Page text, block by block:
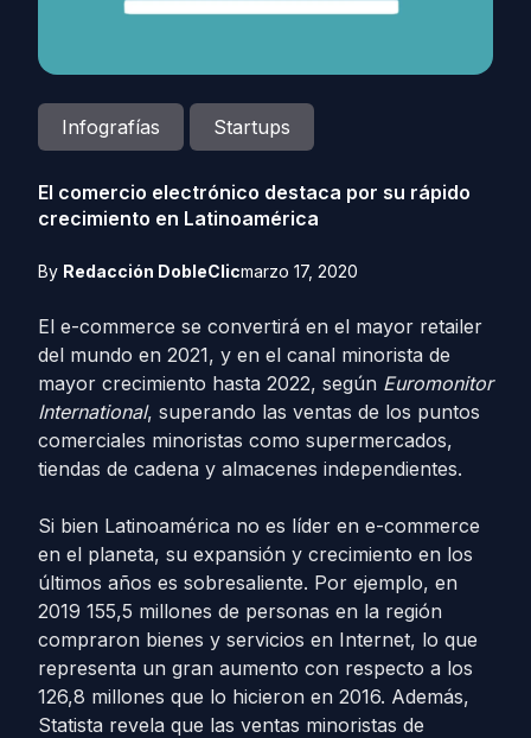
Infografías Startups
El comercio electrónico destaca por su rápido
crecimiento en Latinoamérica
By Redacción DobleClicmarzo 17, 2020
El e-commerce se convertirá en el mayor retailer
del mundo en 2021, y en el canal minorista de
mayor crecimiento hasta 2022, según Euromonitor
International, superando las ventas de los puntos
comerciales minoristas como supermercados,
tiendas de cadena y almacenes independientes.
Si bien Latinoamérica no es líder en e-commerce
en el planeta, su expansión y crecimiento en los
últimos años es sobresaliente. Por ejemplo, en
2019 155,5 millones de personas en la región
compraron bienes y servicios en Internet, lo que
representa un gran aumento con respecto a los
126,8 millones que lo hicieron en 2016. Además,
Statista revela que las ventas minoristas de